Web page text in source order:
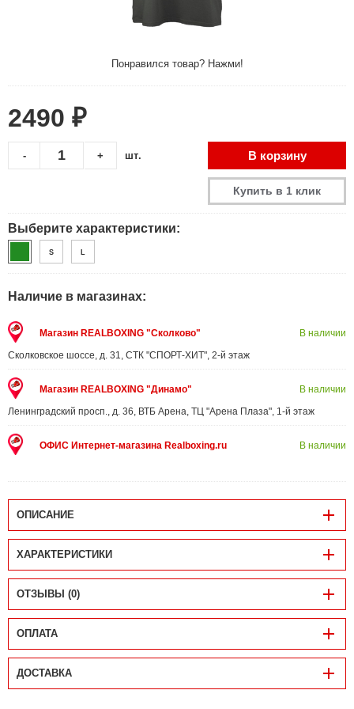
Понравился товар? Нажми!
2490 ₽
+
- шт. В корзину
Купить в 1 клик
Выберите характеристики:
S L
Наличие в магазинах:
Магазин REALBOXING "Сколково"
Сколковское шоссе, д. 31, СТК "СПОРТ-ХИТ", 2-й этаж
В наличии
Магазин REALBOXING "Динамо"
Ленинградский просп., д. 36, ВТБ Арена, ТЦ "Арена Плаза", 1-й этаж
В наличии
ОФИС Интернет-магазина Realboxing.ru В наличии
ОПИСАНИЕ
ХАРАКТЕРИСТИКИ
ОТЗЫВЫ (0)
ОПЛАТА
ДОСТАВКА